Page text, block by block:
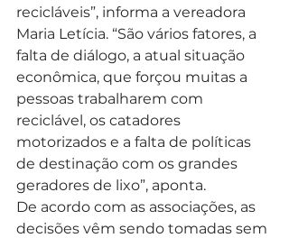
recicláveis”, informa a vereadora
Maria Letícia. “São vários fatores, a
falta de diálogo, a atual situação
econômica, que forçou muitas a
pessoas trabalharem com
reciclável, os catadores
motorizados e a falta de políticas
de destinação com os grandes
geradores de lixo”, aponta.
De acordo com as associações, as
decisões vêm sendo tomadas sem